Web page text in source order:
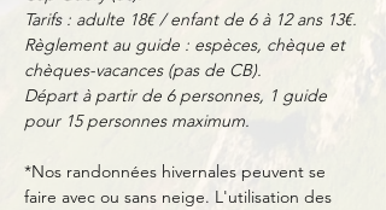
Tarifs : adulte 18€ / enfant de 6 à 12 ans 13€.
Règlement au guide : espèces, chèque et
chèques-vacances (pas de CB).
Départ à partir de 6 personnes, 1 guide
pour 15 personnes maximum.
*Nos randonnées hivernales peuvent se
faire avec ou sans neige. L'utilisation des